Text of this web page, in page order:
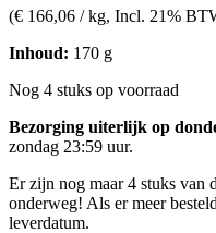
(€ 166,06 / kg, Incl. 21%
Inhoud: 170 g
Nog 4 stuks op voorraad
Bezorging uiterlijk op
zondag 23:59 uur.
Er zijn nog maar 4 stuks van
onderweg! Als er meer
leverdatum.